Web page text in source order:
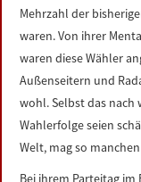
Mehrzahl der
waren. Von ihrer
waren diese Wähler
Außenseitern und
wohl. Selbst das nach
Wahlerfolge seien
Welt, mag so
Bei ihrem Parteitag im